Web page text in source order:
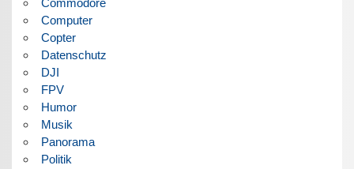
Commodore
Computer
Copter
Datenschutz
DJI
FPV
Humor
Musik
Panorama
Politik